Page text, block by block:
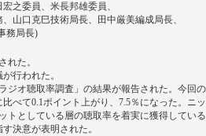
之委員、米長邦雄委員、
山口克巳技術局長、田中厳美編成局長、
務局長)
れた。
が行われた。
ジオ聴取率調査」の結果が報告された。今回
べて0.1ポイント上がり、7.5％になった。ニ
トとしている層の聴取率を着実に獲得してい
決意が表明された。